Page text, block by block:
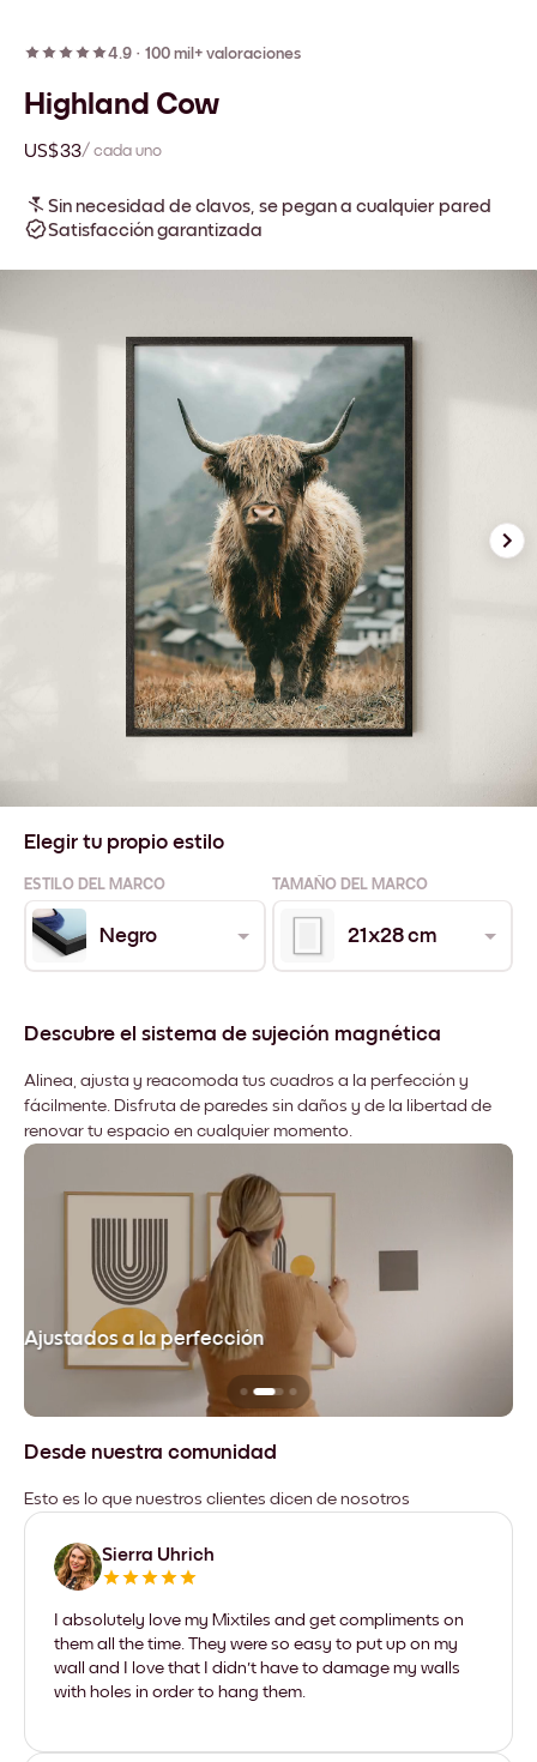
4.9 · 100 mil+ valoraciones
Highland Cow
US$33/ cada uno
Sin necesidad de clavos, se pegan a cualquier pared
Satisfacción garantizada
Elegir tu propio estilo
ESTILO DEL MARCO TAMAÑO DEL MARCO
Negro 21x28 cm
Descubre el sistema de sujeción magnética
Alinea, ajusta y reacomoda tus cuadros a la perfección y
fácilmente. Disfruta de paredes sin daños y de la libertad de
renovar tu espacio en cualquier momento.
Ajustados a la perfección
Desde nuestra comunidad
Esto es lo que nuestros clientes dicen de nosotros
Sierra Uhrich
I absolutely love my Mixtiles and get compliments on
them all the time. They were so easy to put up on my
wall and I love that I didn't have to damage my walls
with holes in order to hang them.